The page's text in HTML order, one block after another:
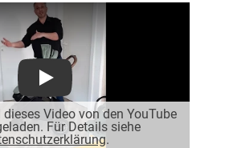
Video von den YouTube
Für Details siehe
.
Play